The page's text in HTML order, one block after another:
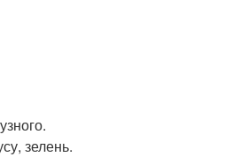
зелень.